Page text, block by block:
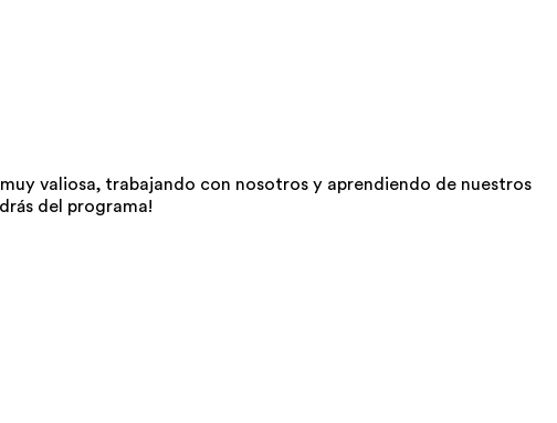
valiosa, trabajando con nosotros y aprendiendo de nuestros
del programa!